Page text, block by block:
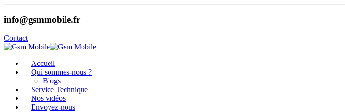
info@gsmmobile.fr
Contact
Accueil
Qui sommes-nous ?
Blogs
Service Technique
Nos vidéos
Envoyez-nous